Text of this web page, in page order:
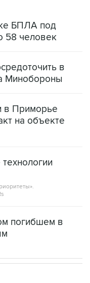
БПЛА под
58 человек
в
Минобороны
в Приморье
на объекте
погибшем в